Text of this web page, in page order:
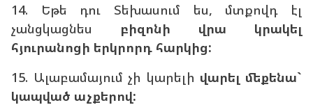
14. Եթե դու Տեխասում ես, մտքովդ էլ
չանցկացնես բիզոնի վրա կրակել
հյուրանոցի երկրորդ հարկից:
15. Ալաբամայում չի կարելի վարել մեքենա`
կապված աչքերով: